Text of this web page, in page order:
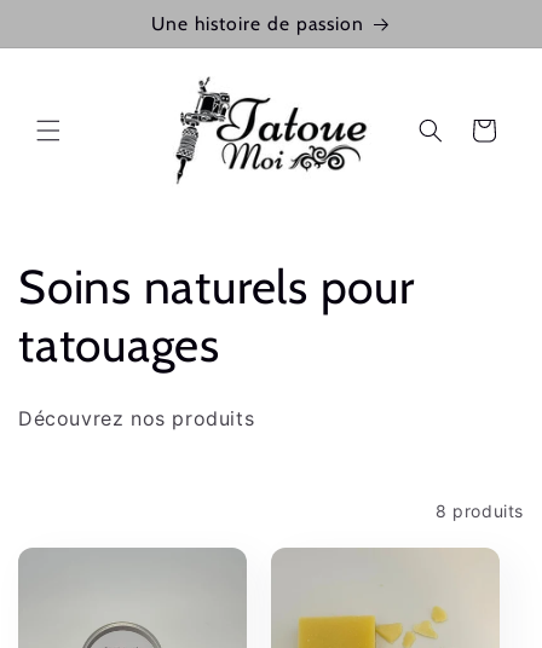
au
Une histoire de passion
Panier
C
o
l
c
Soins naturels pour
tatouages
Découvrez nos produits
8 produits